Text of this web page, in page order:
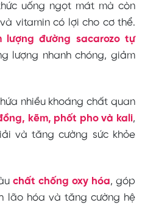
uống ngọt mát mà còn
vitamin có lợi cho cơ thể.
lượng đường sacarozo tự
lượng nhanh chóng, giảm
nhiều khoáng chất quan
kẽm, phốt pho và kali,
và tăng cường sức khỏe
chất chống oxy hóa, góp
lão hóa và tăng cường hệ